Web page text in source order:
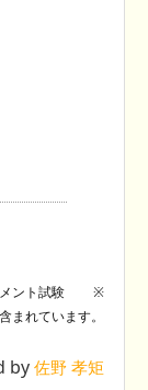
ント試験
by佐野 孝矩